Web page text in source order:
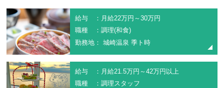
給与 ：月給22万円～30万円
職種 ：調理(和食)
勤務地： 城崎温泉 季ト時
給与 ：月給21.5万円～42万円以上
職種 ：調理スタッフ